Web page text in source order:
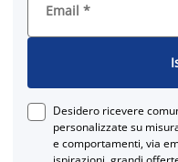
Email *
Desidero ricevere
personalizzate su
e comportamenti, via